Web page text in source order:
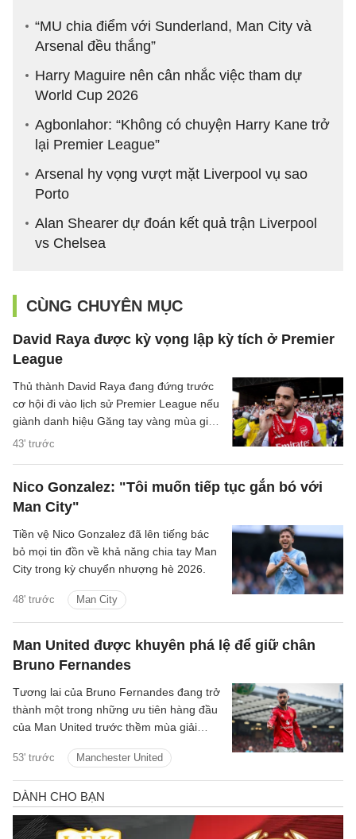
“MU chia điểm với Sunderland, Man City và
Arsenal đều thắng”
Harry Maguire nên cân nhắc việc tham dự
World Cup 2026
Agbonlahor: “Không có chuyện Harry Kane trở
lại Premier League”
Arsenal hy vọng vượt mặt Liverpool vụ sao
Porto
Alan Shearer dự đoán kết quả trận Liverpool
vs Chelsea
CÙNG CHUYÊN MỤC
David Raya được kỳ vọng lập kỳ tích ở Premier
League
43' trước
Thủ thành David Raya đang đứng trước
cơ hội đi vào lịch sử Premier League nếu
giành danh hiệu Găng tay vàng mùa giải
2026/27.
Nico Gonzalez: "Tôi muốn tiếp tục gắn bó với
Man City"
48' trước Man City
Tiền vệ Nico Gonzalez đã lên tiếng bác
bỏ mọi tin đồn về khả năng chia tay Man
City trong kỳ chuyển nhượng hè 2026.
Man United được khuyên phá lệ để giữ chân
Bruno Fernandes
53' trước Manchester United
Tương lai của Bruno Fernandes đang trở
thành một trong những ưu tiên hàng đầu
của Man United trước thềm mùa giải